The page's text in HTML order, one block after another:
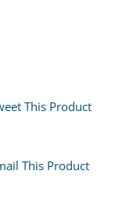
This Product
This Product